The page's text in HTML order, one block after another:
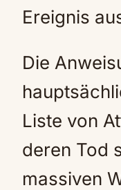
Ereignis
Die
Liste von
deren Tod
massiven